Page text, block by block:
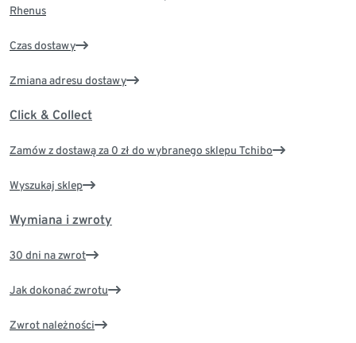
Rhenus
Czas dostawy
Zmiana adresu dostawy
Click & Collect
Zamów z dostawą za 0 zł do wybranego sklepu Tchibo
Wyszukaj sklep
Wymiana i zwroty
30 dni na zwrot
Jak dokonać zwrotu
Zwrot należności